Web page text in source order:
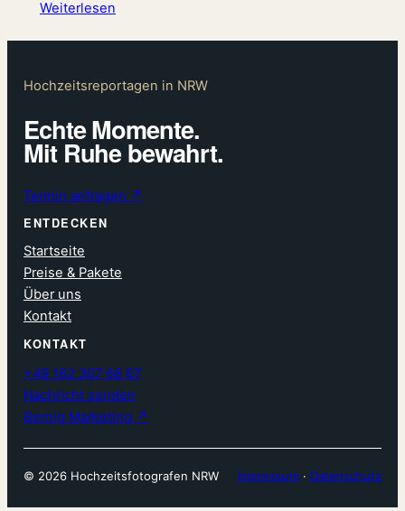
Weiterlesen
Hochzeitsreportagen in NRW
Echte Momente.
Mit Ruhe bewahrt.
Termin anfragen ↗
ENTDECKEN
Startseite
Preise & Pakete
Über uns
Kontakt
KONTAKT
+49 162 307 68 67
Nachricht senden
Bernig Marketing ↗
© 2026 Hochzeitsfotografen NRW Impressum · Datenschutz